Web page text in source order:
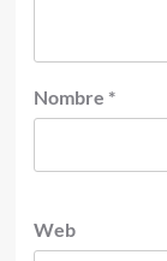
Nombre *
Web